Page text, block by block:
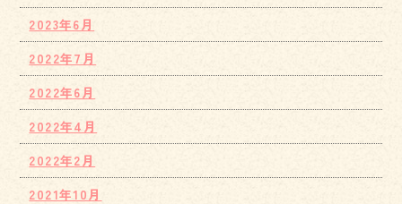
2023年6月
2022年7月
2022年6月
2022年4月
2022年2月
2021年10月